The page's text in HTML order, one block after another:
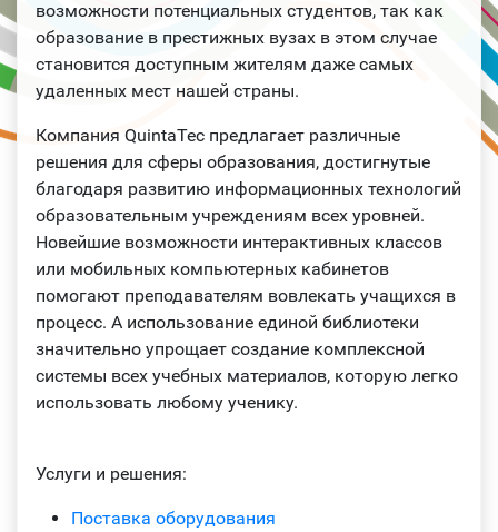
возможности потенциальных студентов, так как
образование в престижных вузах в этом случае
становится доступным жителям даже самых
удаленных мест нашей страны.
Компания QuintaTec предлагает различные
решения для сферы образования, достигнутые
благодаря развитию информационных технологий
образовательным учреждениям всех уровней.
Новейшие возможности интерактивных классов
или мобильных компьютерных кабинетов
помогают преподавателям вовлекать учащихся в
процесс. А использование единой библиотеки
значительно упрощает создание комплексной
системы всех учебных материалов, которую легко
использовать любому ученику.
Услуги и решения:
Поставка оборудования